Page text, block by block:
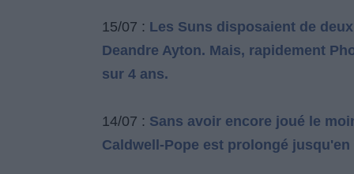
15/07 : Les Suns disposaient de
Deandre Ayton. Mais, rapidement
sur 4 ans.
14/07 : Sans avoir encore joué le
Caldwell-Pope est prolongé